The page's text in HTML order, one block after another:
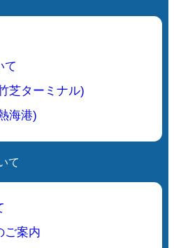
て
芝ターミナル)
海港)
て
ご案内